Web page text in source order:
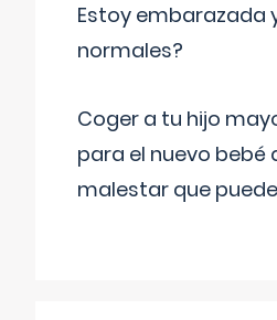
Estoy embarazada
normales?
Coger a tu hijo
para el nuevo
malestar que